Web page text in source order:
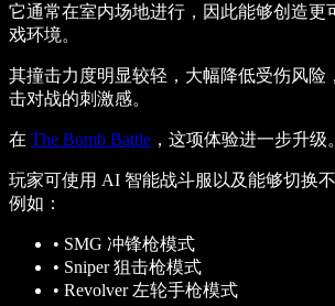
它通常在室内场地进行，因此能够创造更
戏环境。
其撞击力度明显较轻，大幅降低受伤风险
击对战的刺激感。
在 The Bomb Battle ，这项体验进一步升级。
玩家可使用 AI 智能战斗服以及能够切换不
例如：
• SMG 冲锋枪模式
• Sniper 狙击枪模式
• Revolver 左轮手枪模式